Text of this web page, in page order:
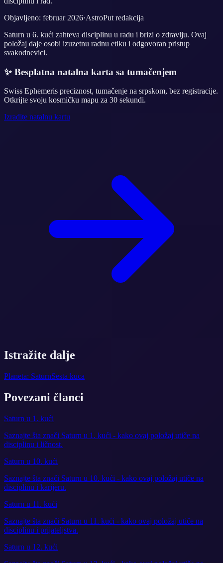
Objavljeno: februar 2026·AstroPut redakcija
Saturn u 6. kući zahteva disciplinu u radu i brizi o zdravlju. Ovaj
položaj daje osobi izuzetnu radnu etiku i odgovoran pristup
svakodnevici.
✨ Besplatna natalna karta sa tumačenjem
Swiss Ephemeris preciznost, tumačenje na srpskom, bez registracije.
Otkrijte svoju kosmičku mapu za 30 sekundi.
Izradite natalnu kartu
Istražite dalje
Planeta: SaturnSesta kuca
Povezani članci
Saturn u 1. kući
Saznajte šta znači Saturn u 1. kući - kako ovaj položaj utiče na
disciplinu i ličnost.
Saturn u 10. kući
Saznajte šta znači Saturn u 10. kući - kako ovaj položaj utiče na
disciplinu i karijeru.
Saturn u 11. kući
Saznajte šta znači Saturn u 11. kući - kako ovaj položaj utiče na
disciplinu i prijateljstva.
Saturn u 12. kući